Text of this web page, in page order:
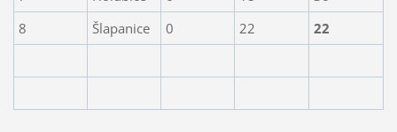
8
Šlapanice 0 22 22